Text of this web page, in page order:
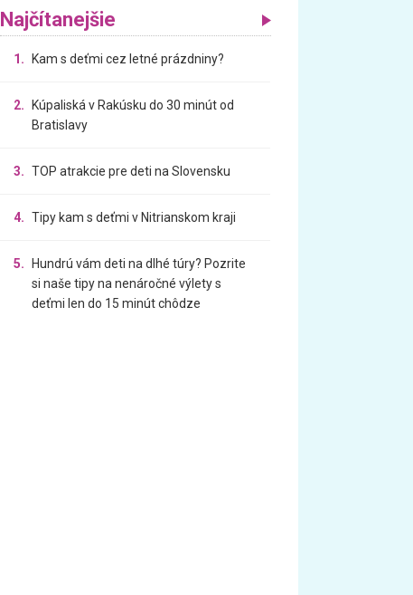
Najčítanejšie
1. Kam s deťmi cez letné prázdniny?
2.
Kúpaliská v Rakúsku do 30 minút od
Bratislavy
3. TOP atrakcie pre deti na Slovensku
4. Tipy kam s deťmi v Nitrianskom kraji
5.
Hundrú vám deti na dlhé túry? Pozrite
si naše tipy na nenáročné výlety s
deťmi len do 15 minút chôdze